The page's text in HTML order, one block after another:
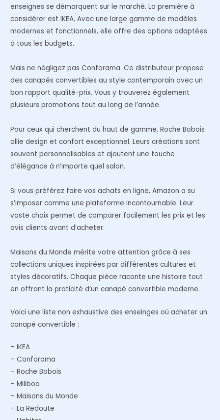
enseignes se démarquent sur le marché. La première à
considérer est IKEA. Avec une large gamme de modèles
modernes et fonctionnels, elle offre des options adaptées
à tous les budgets.
Mais ne négligez pas Conforama. Ce distributeur propose
des canapés convertibles au style contemporain avec un
bon rapport qualité-prix. Vous y trouverez également
plusieurs promotions tout au long de l’année.
Pour ceux qui cherchent du haut de gamme, Roche Bobois
allie design et confort exceptionnel. Leurs créations sont
souvent personnalisables et ajoutent une touche
d’élégance à n’importe quel salon.
Si vous préférez faire vos achats en ligne, Amazon a su
s’imposer comme une plateforme incontournable. Leur
vaste choix permet de comparer facilement les prix et les
avis clients avant d’acheter.
Maisons du Monde mérite votre attention grâce à ses
collections uniques inspirées par différentes cultures et
styles décoratifs. Chaque pièce raconte une histoire tout
en offrant la praticité d’un canapé convertible moderne.
Voici une liste non exhaustive des enseinges où acheter un
canapé convertible :
– IKEA
– Conforama
– Roche Bobois
– Miliboo
– Maisons du Monde
– La Redoute